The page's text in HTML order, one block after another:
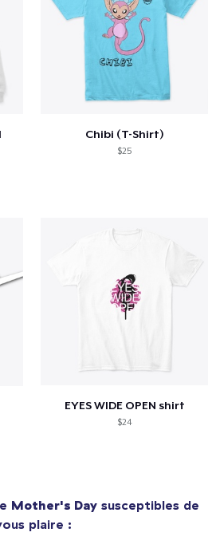
Chibi (T-Shirt)
$25
EYES WIDE OPEN shirt
$24
Mother's Daysusceptibles de
plaire :